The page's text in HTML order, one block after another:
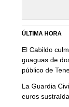
ÚLTIMA HORA
El Cabildo
guaguas de
público de
La Guardia
euros